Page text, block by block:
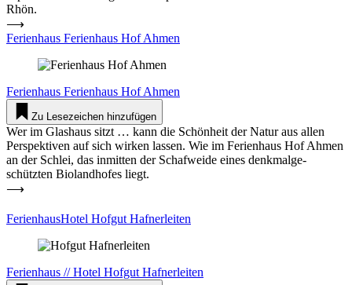
Rhön.
⟶
Feri­enhaus Feri­enhaus Hof Ahmen
Feri­enhaus Feri­enhaus Hof Ahmen
Zu Lesezeichen hinzufügen
Wer im Glashaus sitzt … kann die Schönheit der Natur aus allen
Per­spek­tiven auf sich wirken lassen. Wie im Feri­enhaus Hof Ahmen
an der Schlei, das inmitten der Schaf­weide eines denk­mal­ge­
schützten Bio­land­hofes liegt.
⟶
Feri­en­haus­Hotel Hofgut Haf­ner­leiten
Feri­enhaus //Hotel Hofgut Haf­ner­leiten